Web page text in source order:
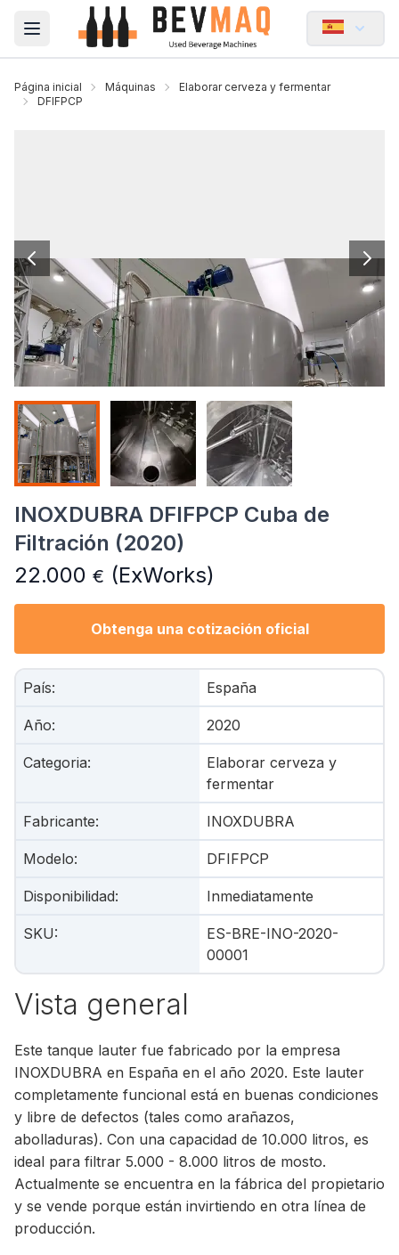
Open main menu
Página inicial Máquinas
Elaborar cerveza y fermentar
DFIFPCP
INOXDUBRA DFIFPCP Cuba de
Filtración (2020)
22.000 € (ExWorks)
Obtenga una cotización oficial
País: España
Año: 2020
Categoria:
Elaborar cerveza y
fermentar
Fabricante: INOXDUBRA
Modelo: DFIFPCP
Disponibilidad: Inmediatamente
SKU:
ES-BRE-INO-2020-
00001
Vista general
Este tanque lauter fue fabricado por la empresa
INOXDUBRA en España en el año 2020. Este lauter
completamente funcional está en buenas condiciones
y libre de defectos (tales como arañazos,
abolladuras). Con una capacidad de 10.000 litros, es
ideal para filtrar 5.000 - 8.000 litros de mosto.
Actualmente se encuentra en la fábrica del propietario
y se vende porque están invirtiendo en otra línea de
producción.